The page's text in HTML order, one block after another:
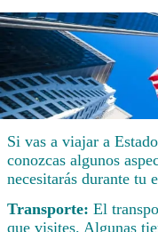
Si vas a viajar a
conozcas algunos
necesitarás durante tu
Transporte: El
que visites. Algunas